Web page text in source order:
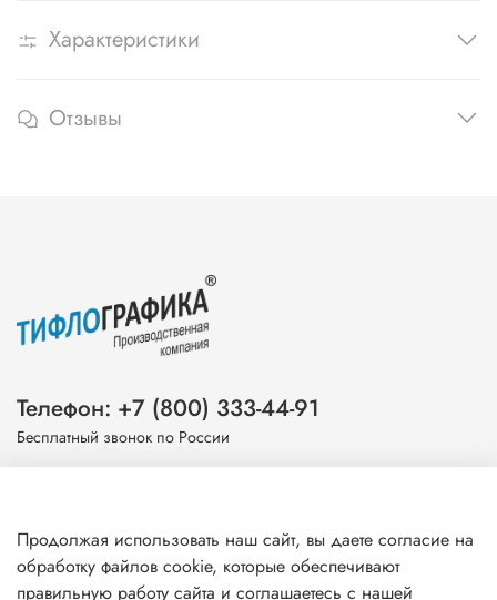
Характеристики
Отзывы
Телефон: +7 (800) 333-44-91
Бесплатный звонок по России
Продолжая использовать наш сайт, вы даете согласие на
обработку файлов cookie, которые обеспечивают
правильную работу сайта и соглашаетесь с нашей